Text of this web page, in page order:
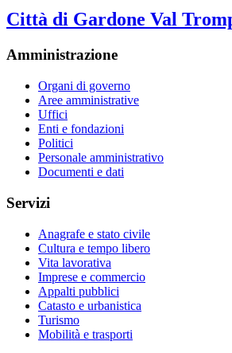
Città di Gardone Val
Amministrazione
Organi di governo
Aree amministrative
Uffici
Enti e fondazioni
Politici
Personale amministrativo
Documenti e dati
Servizi
Anagrafe e stato civile
Cultura e tempo libero
Vita lavorativa
Imprese e commercio
Appalti pubblici
Catasto e urbanistica
Turismo
Mobilità e trasporti